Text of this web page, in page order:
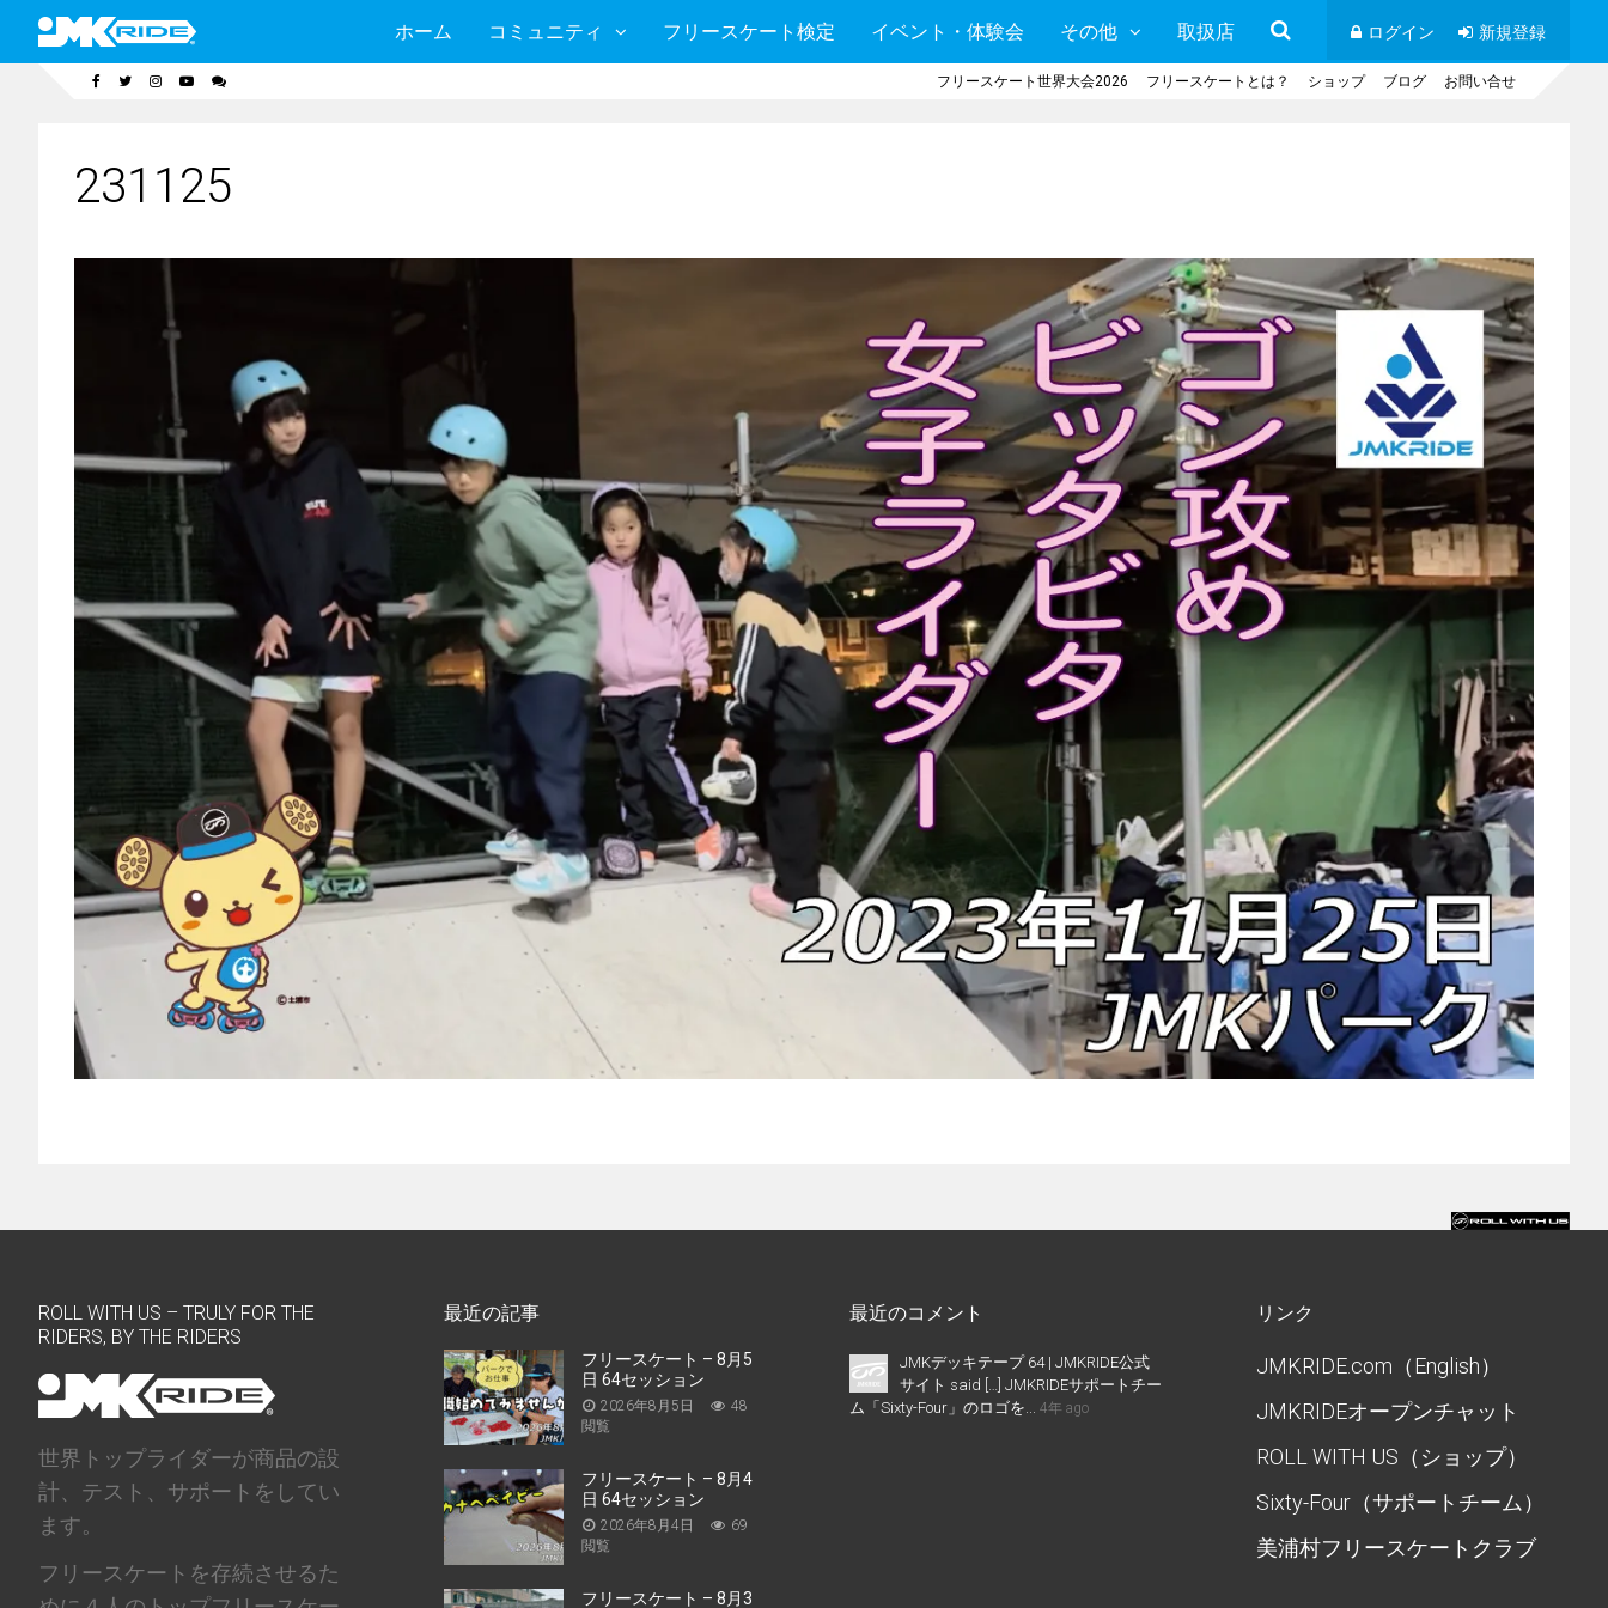
ホーム コミュニティ フリースケート検定 イベント・体験会 その他 取扱店 ログイン 新規登録
フリースケート世界大会2026 フリースケートとは？ ショップ ブログ お問い合せ
231125
ROLL WITH US – TRULY FOR THE
RIDERS, BY THE RIDERS
世界トップライダーが商品の設
計、テスト、サポートをしてい
ます。
フリースケートを存続させるた
最近の記事
フリースケート – 8月5
日 64セッション
2026年8月5日
48
閲覧
フリースケート – 8月4
日 64セッション
2026年8月4日
69
閲覧
フリースケート – 8月3
最近のコメント
JMKデッキテープ 64 | JMKRIDE公式
サイト said […] JMKRIDEサポートチー
ム「Sixty-Four」のロゴを... 4年 ago
リンク
JMKRIDE.com（English）
JMKRIDEオープンチャット
ROLL WITH US（ショップ）
Sixty-Four（サポートチーム）
美浦村フリースケートクラブ